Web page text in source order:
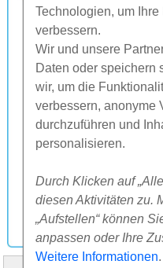
Technologien, um
verbessern.
Wir und unsere
Daten oder speichern
wir, um die
verbessern, anonyme
durchzuführen und
personalisieren.
Durch Klicken auf
diesen Aktivitäten zu.
„Aufstellen“ können
anpassen oder Ihre
Weitere Informationen.